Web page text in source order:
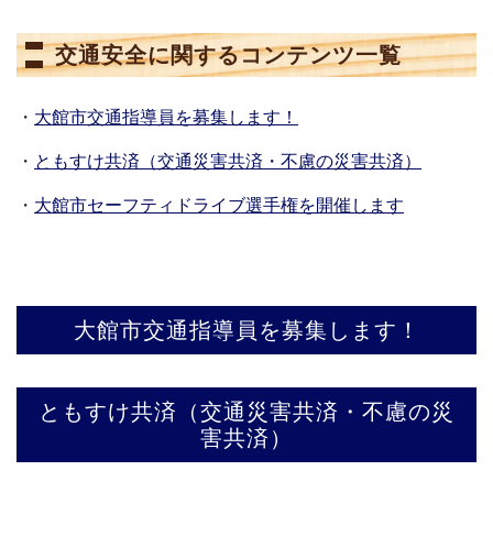
交通安全に関するコンテンツ一覧
・ 大館市交通指導員を募集します！
・ ともすけ共済（交通災害共済・不慮の災害共済）
・ 大館市セーフティドライブ選手権を開催します
大館市交通指導員を募集します！
ともすけ共済（交通災害共済・不慮の災
害共済）